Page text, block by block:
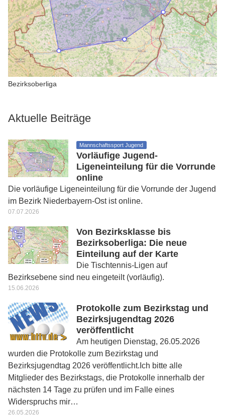
Bezirksoberliga
Aktuelle Beiträge
Mannschaftssport Jugend
Vorläufige Jugend-
Ligeneinteilung für die Vorrunde
online
Die vorläufige Ligeneinteilung für die Vorrunde der Jugend
im Bezirk Niederbayern-Ost ist online.
07.07.2026
Von Bezirksklasse bis
Bezirksoberliga: Die neue
Einteilung auf der Karte
Die Tischtennis-Ligen auf
Bezirksebene sind neu eingeteilt (vorläufig).
15.06.2026
Protokolle zum Bezirkstag und
Bezirksjugendtag 2026
veröffentlicht
Am heutigen Dienstag, 26.05.2026
wurden die Protokolle zum Bezirkstag und
Bezirksjugendtag 2026 veröffentlicht.Ich bitte alle
Mitglieder des Bezirkstags, die Protokolle innerhalb der
nächsten 14 Tage zu prüfen und im Falle eines
Widerspruchs mir…
26.05.2026